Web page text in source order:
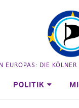
EUROPAS: DIE
POLITIK